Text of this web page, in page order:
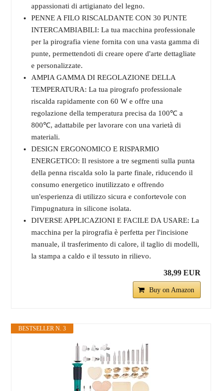
appassionati di artigianato del legno.
PENNE A FILO RISCALDANTE CON 30 PUNTE
INTERCAMBIABILI: La tua macchina professionale
per la pirografia viene fornita con una vasta gamma di
punte, permettendoti di creare opere d'arte dettagliate
e personalizzate.
AMPIA GAMMA DI REGOLAZIONE DELLA
TEMPERATURA: La tua pirografo professionale
riscalda rapidamente con 60 W e offre una
regolazione della temperatura precisa da 100℃ a
800℃, adattabile per lavorare con una varietà di
materiali.
DESIGN ERGONOMICO E RISPARMIO
ENERGETICO: Il resistore a tre segmenti sulla punta
della penna riscalda solo la parte finale, riducendo il
consumo energetico inutilizzato e offrendo
un'esperienza di utilizzo sicura e confortevole con
l'impugnatura in silicone isolata.
DIVERSE APPLICAZIONI E FACILE DA USARE: La
macchina per la pirografia è perfetta per l'incisione
manuale, il trasferimento di calore, il taglio di modelli,
la stampa a caldo e il tessuto in rilievo.
38,99 EUR
Buy on Amazon
BESTSELLER N. 3